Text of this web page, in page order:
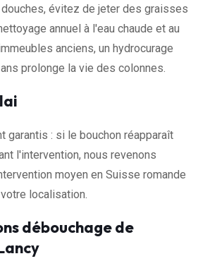
évitez de jeter des graisses
annuel à l'eau chaude et au
anciens, un hydrocurage
prolonge la vie des colonnes.
garantis : si le bouchon réapparaît
l'intervention, nous revenons
moyen en Suisse romande
localisation.
débouchage de